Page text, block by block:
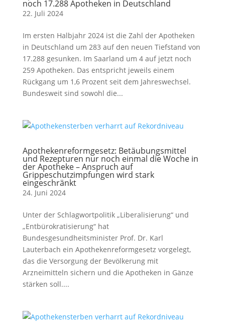
noch 17.288 Apotheken in Deutschland
22. Juli 2024
Im ersten Halbjahr 2024 ist die Zahl der Apotheken
in Deutschland um 283 auf den neuen Tiefstand von
17.288 gesunken. Im Saarland um 4 auf jetzt noch
259 Apotheken. Das entspricht jeweils einem
Rückgang um 1,6 Prozent seit dem Jahreswechsel.
Bundesweit sind sowohl die...
Apothekenreformgesetz: Betäubungsmittel
und Rezepturen nur noch einmal die Woche in
der Apotheke – Anspruch auf
Grippeschutzimpfungen wird stark
eingeschränkt
24. Juni 2024
Unter der Schlagwortpolitik „Liberalisierung“ und
„Entbürokratisierung“ hat
Bundesgesundheitsminister Prof. Dr. Karl
Lauterbach ein Apothekenreformgesetz vorgelegt,
das die Versorgung der Bevölkerung mit
Arzneimitteln sichern und die Apotheken in Gänze
stärken soll....